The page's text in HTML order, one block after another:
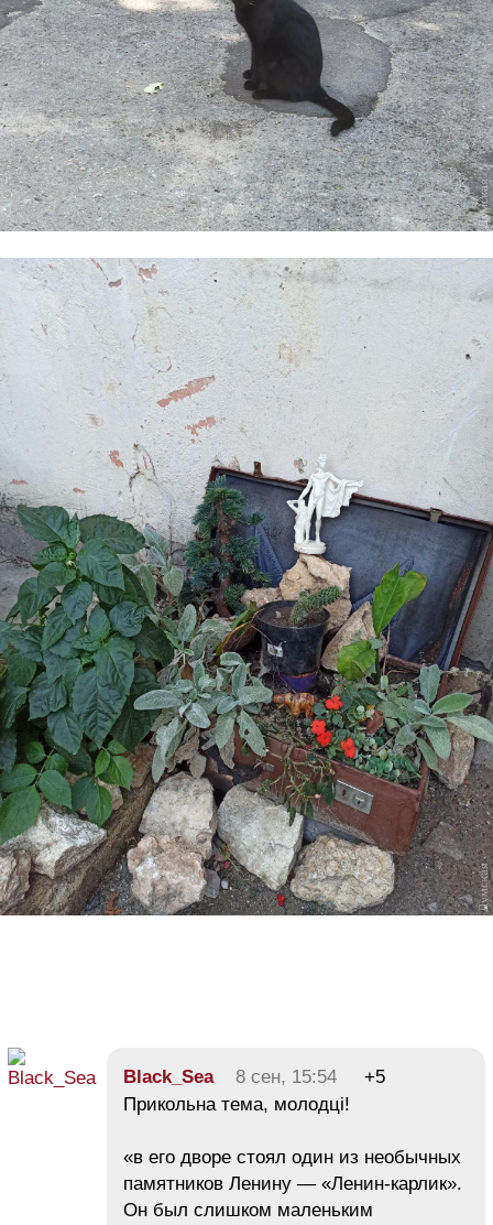
Black_Sea 8 сен, 15:54
+5
Прикольна тема, молодці!
«в его дворе стоял один из необычных
памятников Ленину — «Ленин-карлик».
Он был слишком маленьким